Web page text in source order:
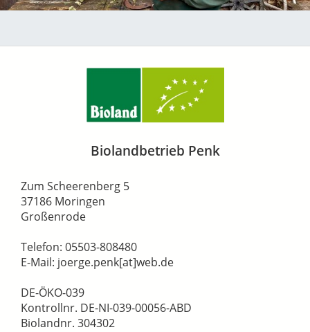
Biolandbetrieb Penk
Zum Scheerenberg 5
37186 Moringen
Großenrode
Telefon: 05503-808480
E-Mail: joerge.penk[at]web.de
DE-ÖKO-039
Kontrollnr. DE-NI-039-00056-ABD
Biolandnr. 304302